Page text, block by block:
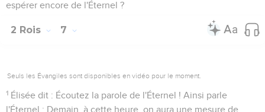
espérer encore de l'Éternel ?
2 Rois 7
Seuls les Évangiles sont disponibles en vidéo pour le moment.
1 Élisée dit : Écoutez la parole de l'Éternel ! Ainsi parle
l'Éternel : Demain, à cette heure, on aura une mesure de